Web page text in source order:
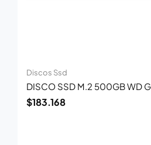
Discos Ssd
DISCO SSD M.2 500GB WD
$183.168